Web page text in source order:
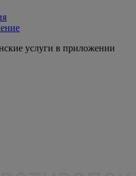
услуги в приложении